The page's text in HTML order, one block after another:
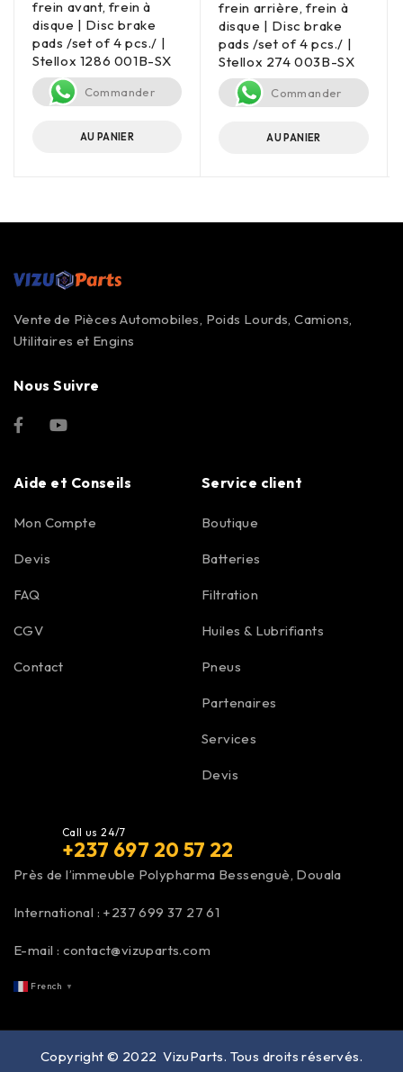
frein avant, frein à
disque | Disc brake
pads /set of 4 pcs./ |
Stellox 1286 001B-SX
Commander
AU PANIER
frein arrière, frein à
disque | Disc brake
pads /set of 4 pcs./ |
Stellox 274 003B-SX
Commander
AU PANIER
Vente de Pièces Automobiles, Poids Lourds, Camions,
Utilitaires et Engins
Nous Suivre
Aide et Conseils
Mon Compte
Devis
FAQ
CGV
Contact
Service client
Boutique
Batteries
Filtration
Huiles & Lubrifiants
Pneus
Partenaires
Services
Devis
Call us 24/7
+237 697 20 57 22
Près de l’immeuble Polypharma Bessenguè, Douala
International : +237 699 37 27 61
E-mail : contact@vizuparts.com
French ▼
Copyright © 2022VizuParts. Tous droits réservés.